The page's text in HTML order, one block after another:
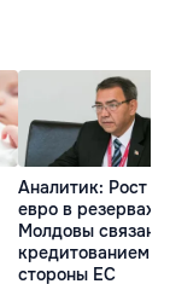
Аналитик: Рост
евро в резервах
Молдовы связан с
кредитованием
стороны ЕС